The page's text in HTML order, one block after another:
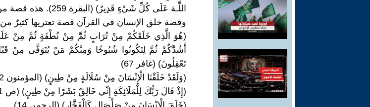
اللَّـهَ عَلَى كُلِّ شَيْءٍ قَدِيرٌ) (البقرة 259). هذه قصة من خيال الإنسان دون أي شك.
وقصة خلق الإنسان في القرآن قصة تعتريها كثيرٌ من
(هُوَ الَّذِي خَلَقَكُمْ مِنْ تُرَابٍ ثُمَّ مِنْ نُطْفَةٍ ثُمَّ مِنْ
أَشُدَّكُمْ ثُمَّ لِتَكُونُوا شُيُوخًا وَمِنْكُمْ مَنْ يُتَوَفَّى مِنْ
تَعْقِلُونَ) (غافر 67)
(وَلَقَدْ خَلَقْنَا الْإِنْسَانَ مِنْ سُلَالَةٍ مِنْ طِينٍ) (المؤمنون 12)
(إِذْ قَالَ رَبُّكَ لِلْمَلَائِكَةِ إِنِّي خَالِقٌ بَشَرًا مِنْ طِينٍ) (ص 71)
(خَلَقَ الْإِنْسَانَ مِنْ صَلْصَالٍ كَالْفَخَّارِ) (الرحمن 14)